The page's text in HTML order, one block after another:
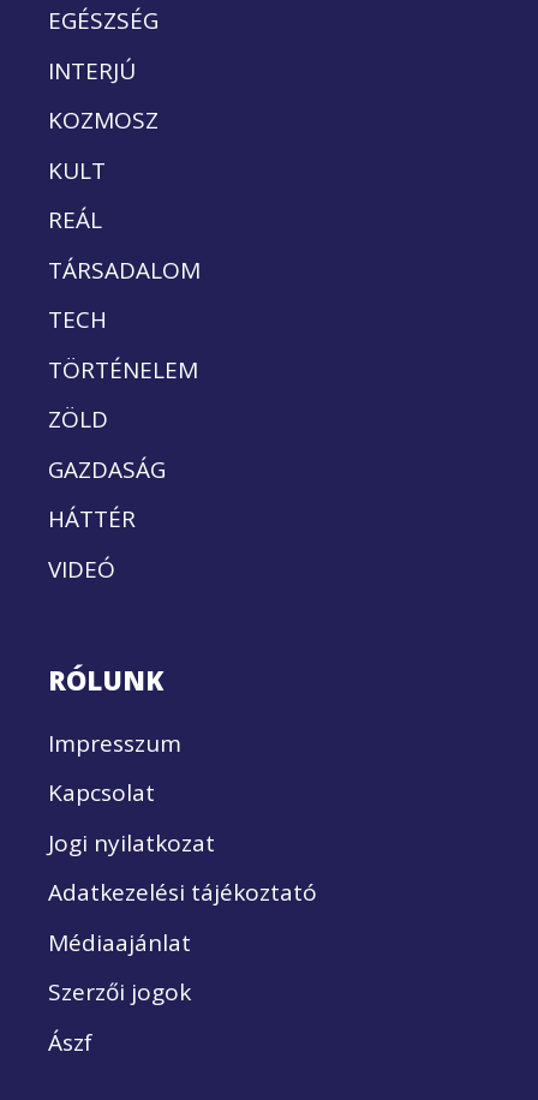
EGÉSZSÉG
INTERJÚ
KOZMOSZ
KULT
REÁL
TÁRSADALOM
TECH
TÖRTÉNELEM
ZÖLD
GAZDASÁG
HÁTTÉR
VIDEÓ
RÓLUNK
Impresszum
Kapcsolat
Jogi nyilatkozat
Adatkezelési tájékoztató
Médiaajánlat
Szerzői jogok
Ászf